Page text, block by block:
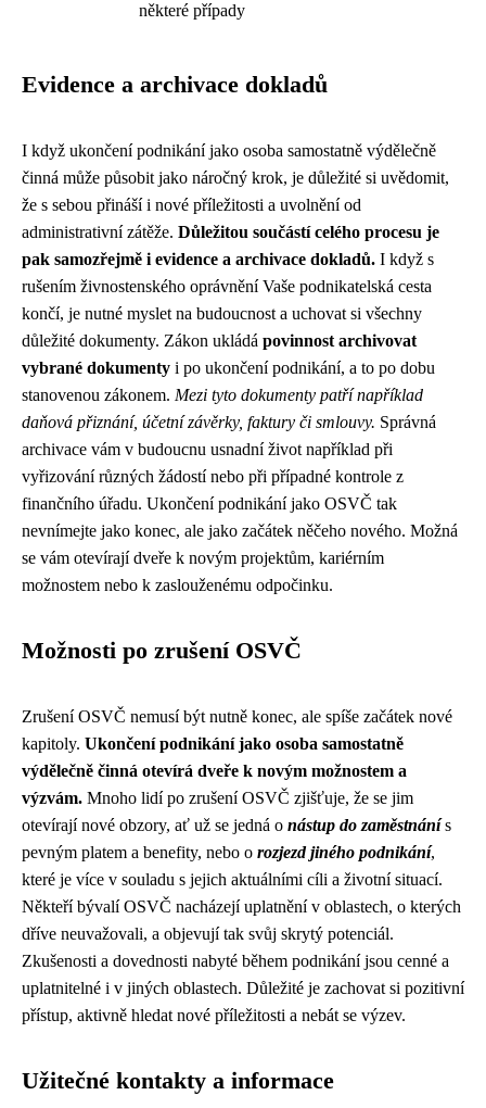
některé případy
Evidence a archivace dokladů
I když ukončení podnikání jako osoba samostatně výdělečně
činná může působit jako náročný krok, je důležité si uvědomit,
že s sebou přináší i nové příležitosti a uvolnění od
administrativní zátěže. Důležitou součástí celého procesu je
pak samozřejmě i evidence a archivace dokladů. I když s
rušením živnostenského oprávnění Vaše podnikatelská cesta
končí, je nutné myslet na budoucnost a uchovat si všechny
důležité dokumenty. Zákon ukládá povinnost archivovat
vybrané dokumenty i po ukončení podnikání, a to po dobu
stanovenou zákonem. Mezi tyto dokumenty patří například
daňová přiznání, účetní závěrky, faktury či smlouvy. Správná
archivace vám v budoucnu usnadní život například při
vyřizování různých žádostí nebo při případné kontrole z
finančního úřadu. Ukončení podnikání jako OSVČ tak
nevnímejte jako konec, ale jako začátek něčeho nového. Možná
se vám otevírají dveře k novým projektům, kariérním
možnostem nebo k zaslouženému odpočinku.
Možnosti po zrušení OSVČ
Zrušení OSVČ nemusí být nutně konec, ale spíše začátek nové
kapitoly. Ukončení podnikání jako osoba samostatně
výdělečně činná otevírá dveře k novým možnostem a
výzvám. Mnoho lidí po zrušení OSVČ zjišťuje, že se jim
otevírají nové obzory, ať už se jedná o nástup do zaměstnánís
pevným platem a benefity, nebo o rozjezd jiného podnikání,
které je více v souladu s jejich aktuálními cíli a životní situací.
Někteří bývalí OSVČ nacházejí uplatnění v oblastech, o kterých
dříve neuvažovali, a objevují tak svůj skrytý potenciál.
Zkušenosti a dovednosti nabyté během podnikání jsou cenné a
uplatnitelné i v jiných oblastech. Důležité je zachovat si pozitivní
přístup, aktivně hledat nové příležitosti a nebát se výzev.
Užitečné kontakty a informace